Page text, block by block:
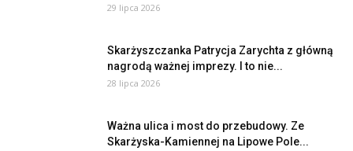
29 lipca 2026
Skarżyszczanka Patrycja Zarychta z główną
nagrodą ważnej imprezy. I to nie...
28 lipca 2026
Ważna ulica i most do przebudowy. Ze
Skarżyska-Kamiennej na Lipowe Pole...